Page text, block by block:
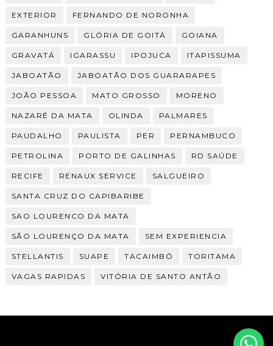
EXTERIOR FERNANDO DE NORONHA
GARANHUNS GLÓRIA DE GOITÁ GOIANA
GRAVATÁ IGARASSU IPOJUCA ITAPISSUMA
JABOATÃO JABOATÃO DOS GUARARAPES
JOÃO PESSOA MATO GROSSO MORENO
NAZARÉ DA MATA OLINDA PALMARES
PAUDALHO PAULISTA PER PERNAMBUCO
PETROLINA PORTO DE GALINHAS RD SAÚDE
RECIFE RENAUX SERVICE SALGUEIRO
SANTA CRUZ DO CAPIBARIBE
SAO LOURENCO DA MATA
SÃO LOURENÇO DA MATA SEM EXPERIENCIA
STELLANTIS SUAPE TACAIMBÓ TORITAMA
VAGAS RAPIDAS VITÓRIA DE SANTO ANTÃO